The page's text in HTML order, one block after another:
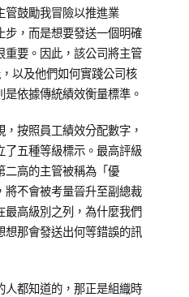
管鼓勵我冒險以推進業
步，而是想要發送一個明確
重要。因此，該公司將主管
以及他們如何實踐公司核
依據傳統績效衡量標準。
按照員工績效分配數字，
了五種等級標示。最高評級
二高的主管被稱為「優
將不會被考量晉升至副總裁
最高級別之列，為什麼我們
想那會發送出何等錯誤的訊
人都知道的，那正是組織時